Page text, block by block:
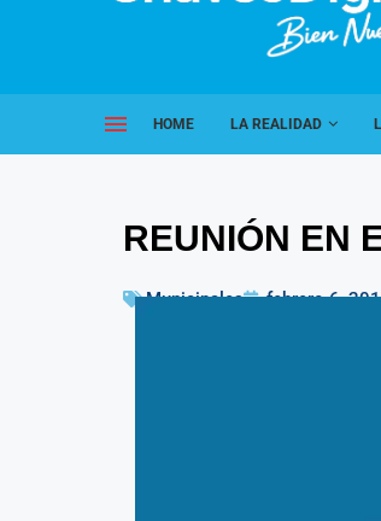
HOME LA REALIDAD
REUNIÓN EN
Municipales febrero 6,